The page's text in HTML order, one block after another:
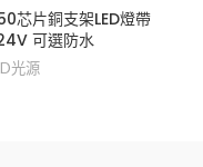
芯片銅支架LED燈帶
可選防水
光源